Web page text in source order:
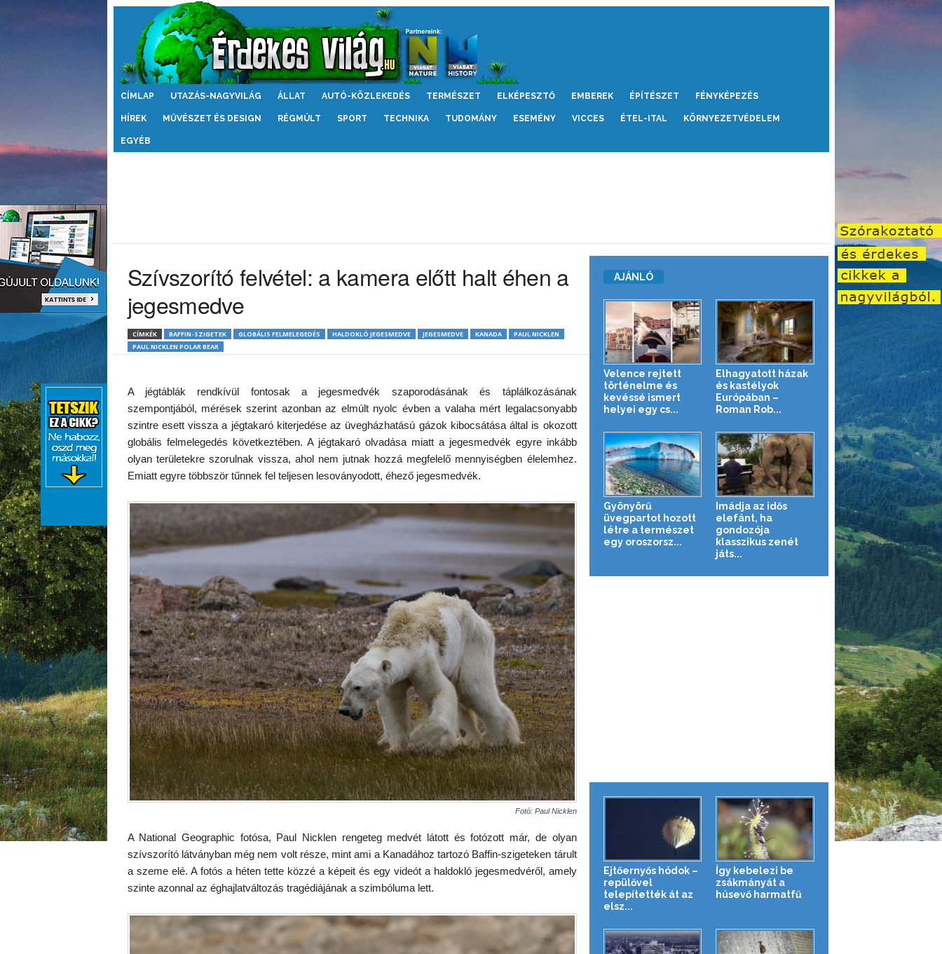
Érdekes
CÍMLAP UTAZÁS-NAGYVILÁG ÁLLAT AUTÓ-KÖZLEKEDÉS TERMÉSZET ELKÉPESZTŐ EMBEREK ÉPÍTÉSZET FÉNYKÉPEZÉS
HÍREK MŰVÉSZET ÉS DESIGN RÉGMÚLT SPORT TECHNIKA TUDOMÁNY ESEMÉNY VICCES ÉTEL-ITAL KÖRNYEZETVÉDELEM
EGYÉB
Szívszorító felvétel: a kamera előtt halt éhen a
jegesmedve
CÍMKÉK BAFFIN-SZIGETEK GLOBÁLIS FELMELEGEDÉS HALDOKLÓ JEGESMEDVE JEGESMEDVE KANADA
PAUL NICKLEN
PAUL NICKLEN POLAR BEAR
A jégtáblák rendkívül fontosak a jegesmedvék szaporodásának és táplálkozásának
szempontjából, mérések szerint azonban az elmúlt nyolc évben a valaha mért legalacsonyabb
szintre esett vissza a jégtakaró kiterjedése az üvegházhatású gázok kibocsátása által is okozott
globális felmelegedés következtében. A jégtakaró olvadása miatt a jegesmedvék egyre inkább
olyan területekre szorulnak vissza, ahol nem jutnak hozzá megfelelő mennyiségben élelemhez.
Emiatt egyre többször tűnnek fel teljesen lesoványodott, éhező jegesmedvék.
Fotó: Paul Nicklen
A National Geographic fotósa, Paul Nicklen rengeteg medvét látott és fotózott már, de olyan
szívszorító látványban még nem volt része, mint ami a Kanadához tartozó Baffin-szigeteken tárult
a szeme elé. A fotós a héten tette közzé a képeit és egy videót a haldokló jegesmedvéről, amely
szinte azonnal az éghajlatváltozás tragédiájának a szimbóluma lett.
AJÁNLÓ
Velence rejtett
történelme és
kevéssé ismert
helyei egy cs...
Elhagyatott házak
és kastélyok
Európában –
Roman Rob...
Gyönyörű
üvegpartot hozott
létre a természet
egy oroszorsz...
Imádja az idős
elefánt, ha
gondozója
klasszikus zenét
játs...
Ejtőernyős hódok –
repülővel
telepítették át az
elsz...
Így kebelezi be
zsákmányát a
húsevő harmatfű